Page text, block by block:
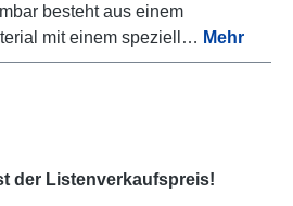
besteht aus einem
mit einem speziell… Mehr
der Listenverkaufspreis!